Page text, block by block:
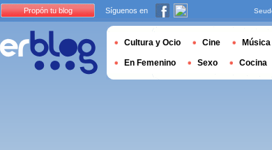
Propón tu blog Síguenos en
Cultura y Ocio Cine Música
En Femenino Sexo Cocina